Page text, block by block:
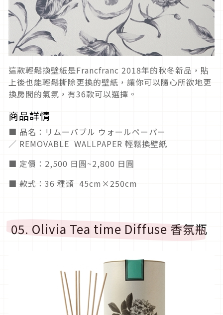
這款輕鬆換壁紙是Francfranc 2018年的秋冬新品，貼
上後也能輕鬆撕除更換的壁紙，讓你可以隨心所欲地更
換房間的氣氛，有36款可以選擇。
商品詳情
■ 品名：リムーバブル ウォールペーパー
／ REMOVABLE WALLPAPER 輕鬆換壁紙
■ 定價：2,500 日圓~2,800 日圓
■ 款式：36 種類 45cm×250cm
05. Olivia Tea time Diffuse 香氛瓶